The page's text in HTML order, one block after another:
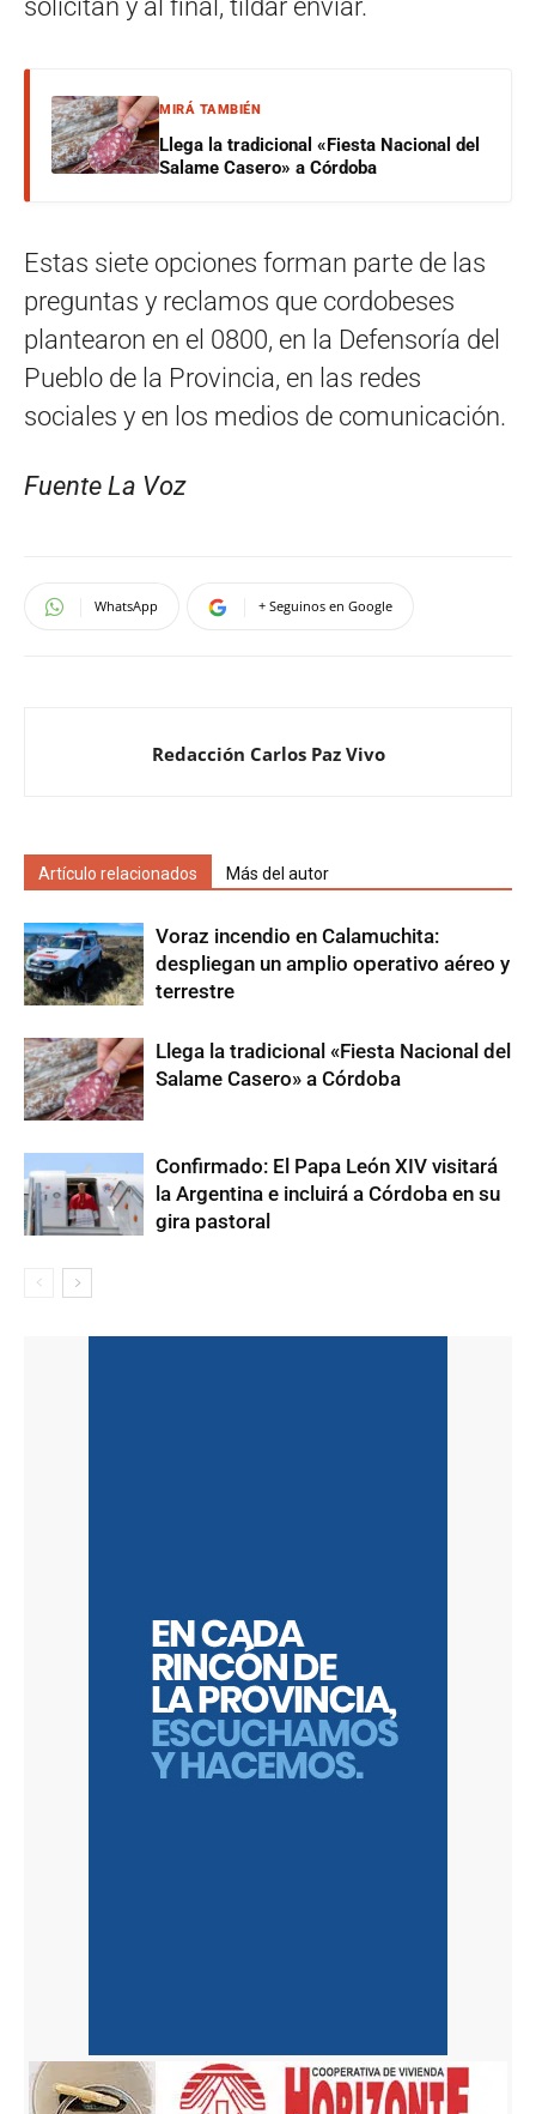
solicitan y al final, tildar enviar.
MIRÁ TAMBIÉN
Llega la tradicional «Fiesta Nacional del
Salame Casero» a Córdoba
Estas siete opciones forman parte de las
preguntas y reclamos que cordobeses
plantearon en el 0800, en la Defensoría del
Pueblo de la Provincia, en las redes
sociales y en los medios de comunicación.
Fuente La Voz
WhatsApp + Seguinos en Google
Redacción Carlos Paz Vivo
Artículo relacionados Más del autor
Voraz incendio en Calamuchita:
despliegan un amplio operativo aéreo y
terrestre
Llega la tradicional «Fiesta Nacional del
Salame Casero» a Córdoba
Confirmado: El Papa León XIV visitará
la Argentina e incluirá a Córdoba en su
gira pastoral